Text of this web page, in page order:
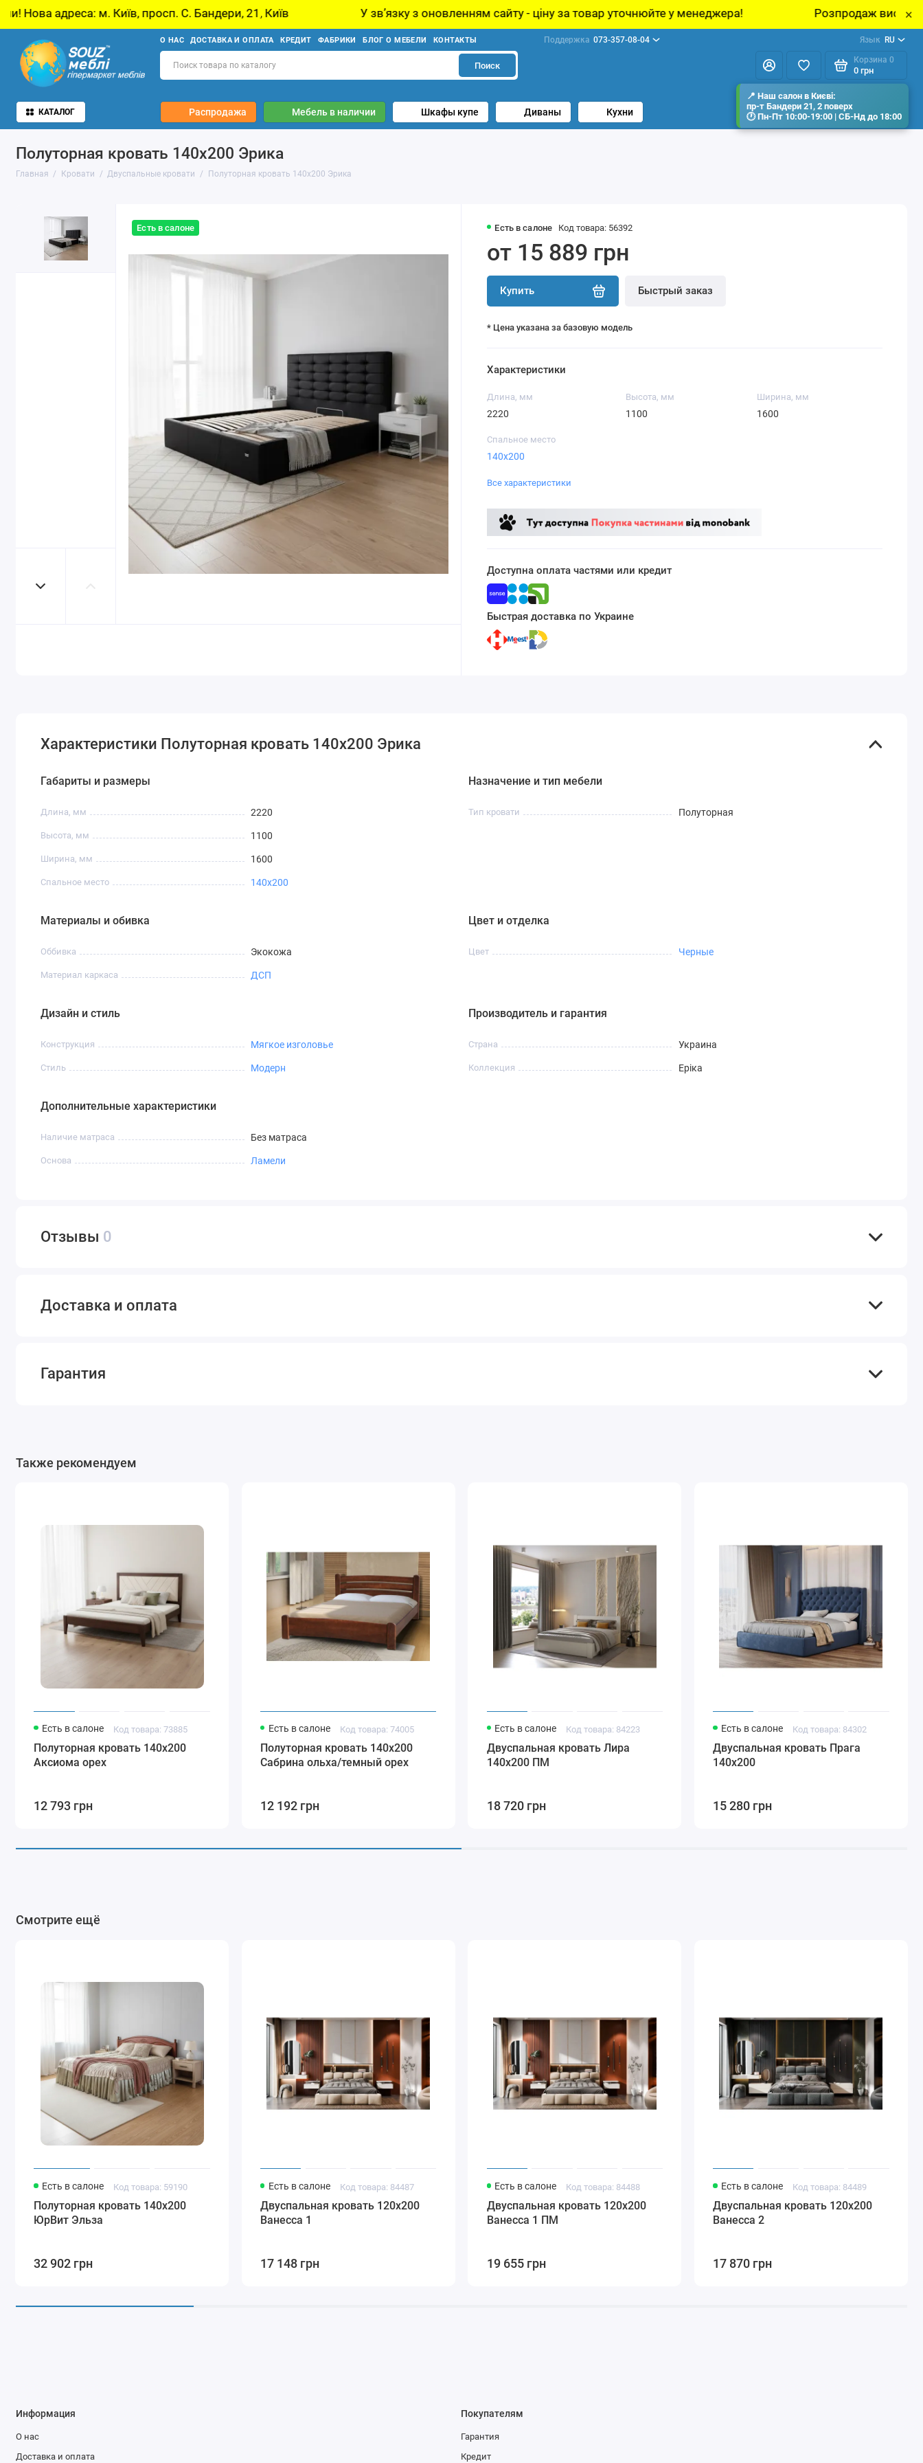
Київ, просп. С. Бандери, 21, Київ У звʼязку з оновленням сайту - ціну за товар уточнюйте у менеджера! Розпродаж виставкових зразків ×
О НАС ДОСТАВКА И ОПЛАТА КРЕДИТ ФАБРИКИ БЛОГ О МЕБЕЛИ КОНТАКТЫ Поддержка 073-357-08-04 Язык RU
Поиск
Корзина 0
0 грн
КАТАЛОГ Распродажа Мебель в наличии Шкафы купе Диваны Кухни
Полуторная кровать 140x200 Эрика
Главная Кровати Двуспальные кровати Полуторная кровать 140x200 Эрика
Есть в салоне Есть в салоне Код товара: 56392
от 15 889 грн
Купить Быстрый заказ
* Цена указана за базовую модель
Характеристики
Длина, мм
2220
Высота, мм
1100
Ширина, мм
1600
Спальное место
140х200
Все характеристики
Доступна оплата частями или кредит
Быстрая доставка по Украине
Характеристики Полуторная кровать 140x200 Эрика
Габариты и размеры
Длина, мм 2220
Высота, мм 1100
Ширина, мм 1600
Спальное место 140х200
Назначение и тип мебели
Тип кровати Полуторная
Материалы и обивка
Оббивка Экокожа
Материал каркаса ДСП
Цвет и отделка
Цвет Черные
Дизайн и стиль
Конструкция Мягкое изголовье
Стиль Модерн
Производитель и гарантия
Страна Украина
Коллекция Еріка
Дополнительные характеристики
Наличие матраса Без матраса
Основа Ламели
Отзывы 0
Доставка и оплата
Гарантия
Также рекомендуем
Есть в салоне Код товара: 73885
Полуторная кровать 140х200
Аксиома орех
12 793 грн
Есть в салоне Код товара: 74005
Полуторная кровать 140х200
Сабрина ольха/темный орех
12 192 грн
Есть в салоне Код товара: 84223
Двуспальная кровать Лира
140х200 ПМ
18 720 грн
Есть в салоне Код товара: 84302
Двуспальная кровать Прага
140х200
15 280 грн
Смотрите ещё
Есть в салоне Код товара: 59190
Полуторная кровать 140x200
ЮрВит Эльза
32 902 грн
Есть в салоне Код товара: 84487
Двуспальная кровать 120x200
Ванесса 1
17 148 грн
Есть в салоне Код товара: 84488
Двуспальная кровать 120x200
Ванесса 1 ПМ
19 655 грн
Есть в салоне Код товара: 84489
Двуспальная кровать 120x200
Ванесса 2
17 870 грн
Информация
О нас
Доставка и оплата
Покупателям
Гарантия
Кредит